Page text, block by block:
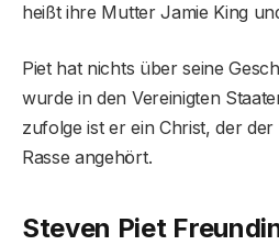
heißt ihre Mutter Jamie King
Piet hat nichts über seine
wurde in den Vereinigten
zufolge ist er ein Christ, der
Rasse angehört.
Steven Piet